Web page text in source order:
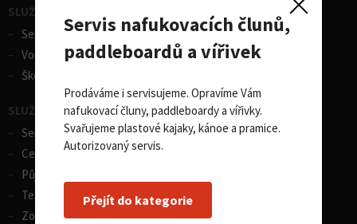
SLUŽBY - vodní sporty
Servis lodí a člunů
Vodácká půjčovna lodí
Škola eskymování
SLUŽBY - zimní sporty
Servis lyží
Celosezonní půjčovna lyží
Půjčovna lyží
Test centrum SPORTEN
Zobrazit vše
Servis nafukovacích člunů,
paddleboardů a vířivek
Prodáváme i servisujeme. Opravíme Vám
nafukovací čluny, paddleboardy a vířivky.
Svařujeme plastové kajaky, kánoe a pramice.
Autorizovaný servis.
Přejít do kategorie